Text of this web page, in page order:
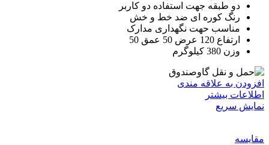
دو طبقه جهت استفاده دو کاربر
رنگ کوره ای ضد خط و خش
مناسب حهت نگهداری مدارک
ارتفاع 120 عرض 50 عمق 50
وزن 380 کیلوگرم
افزودن به علاقه مندی
اطلاعات بیشتر
نمایش سریع
مقايسه